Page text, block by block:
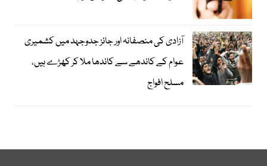
آزادی کی منصفانہ اور جائز جدوجہد میں کشمیری
عوام کے کاندھے سے کاندھا ملا کر کھڑے ہیں،
مسلح افواج